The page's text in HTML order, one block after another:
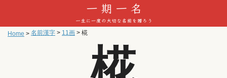
Home > 名前漢字 > 11画 > 椛
椛